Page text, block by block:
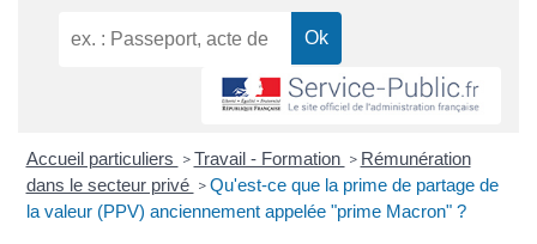
Accueil particuliers > Travail - Formation > Rémunération
dans le secteur privé > Qu'est-ce que la prime de partage de
la valeur (PPV) anciennement appelée "prime Macron" ?